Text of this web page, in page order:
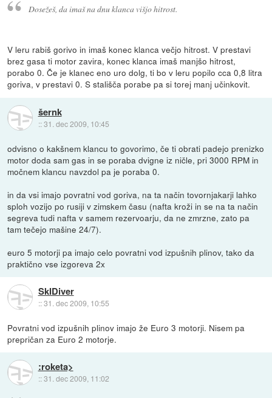
Dosežeš, da imaš na dnu klanca višjo hitrost.
V leru rabiš gorivo in imaš konec klanca večjo hitrost. V prestavi
brez gasa ti motor zavira, konec klanca imaš manjšo hitrost,
porabo 0. Če je klanec eno uro dolg, ti bo v leru popilo cca 0,8 litra
goriva, v prestavi 0. S stališča porabe pa si torej manj učinkovit.
šernk
::31. dec 2009, 10:45
odvisno o kakšnem klancu to govorimo, če ti obrati padejo prenizko
motor doda sam gas in se poraba dvigne iz ničle, pri 3000 RPM in
močnem klancu navzdol pa je poraba 0.
in da vsi imajo povratni vod goriva, na ta način tovornjakarji lahko
sploh vozijo po rusiji v zimskem času (nafta kroži in se na ta način
segreva tudi nafta v samem rezervoarju, da ne zmrzne, zato pa
tam tečejo mašine 24/7).
euro 5 motorji pa imajo celo povratni vod izpušnih plinov, tako da
praktično vse izgoreva 2x
SkIDiver
::31. dec 2009, 10:55
Povratni vod izpušnih plinov imajo že Euro 3 motorji. Nisem pa
prepričan za Euro 2 motorje.
:roketa>
::31. dec 2009, 11:02